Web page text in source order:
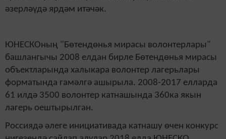
әзерләүдә ярдәм итәчәк.
ЮНЕСКОның "Бөтендөнья мирасы волонтерлары"
башлангычы 2008 елдан бирле Бөтендөнья мирасы
объектларында халыкара волонтер лагерьлары
форматында гамәлгә ашырыла. 2008-2017 елларда
61 илдә 3500 волонтер катнашында 360ка якын
лагерь оештырылган.
Россиядә әлеге инициативада катнашу өчен конкурс